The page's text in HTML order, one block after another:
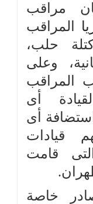
مراقب
المراقب
حلب،
وعلى
المراقب
أى
أى
قيادات
قامت
خاصة